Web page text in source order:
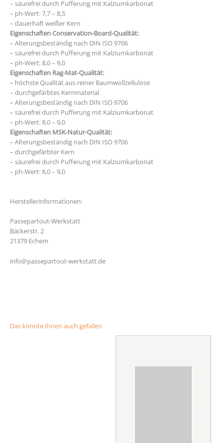
– säurefrei durch Pufferung mit Kalziumkarbonat
– ph-Wert: 7,7 – 8,5
– dauerhaft weißer Kern
Eigenschaften Conservation-Board-Qualität:
– Alterungsbeständig nach DIN ISO 9706
– säurefrei durch Pufferung mit Kalziumkarbonat
– ph-Wert: 8,0 – 9,0
Eigenschaften Rag-Mat-Qualität:
– höchste Qualität aus reiner Baumwollzellulose
– durchgefärbtes Kernmaterial
– Alterungsbeständig nach DIN ISO 9706
– säurefrei durch Pufferung mit Kalziumkarbonat
– ph-Wert: 8,0 – 9,0
Eigenschaften MSK-Natur-Qualität:
– Alterungsbeständig nach DIN ISO 9706
– durchgefärbter Kern
– säurefrei durch Pufferung mit Kalziumkarbonat
– ph-Wert: 8,0 – 9,0
Herstellerinformationen:
Passepartout-Werkstatt
Bäckerstr. 2
21379 Echem
info@passepartout-werkstatt.de
Das könnte Ihnen auch gefallen